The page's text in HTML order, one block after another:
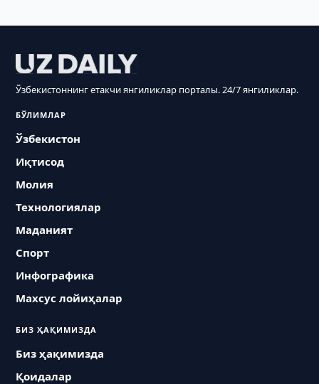
Ўзбекистоннинг етакчи янгиликлар порталы. 24/7 янгиликлар.
БЎЛИМЛАР
Ўзбекистон
Иқтисод
Молия
Технологиялар
Маданият
Спорт
Инфографика
Махсус лойиҳалар
БИЗ ҲАҚИМИЗДА
Биз ҳақимизда
Қоидалар